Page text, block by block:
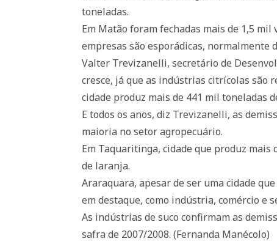
toneladas.
Em Matão foram fechadas mais de 1,5
empresas são esporádicas, normalmente
Valter Trevizanelli, secretário de
cresce, já que as indústrias citrícolas são
cidade produz mais de 441 mil toneladas
E todos os anos, diz Trevizanelli, as
maioria no setor agropecuário.
Em Taquaritinga, cidade que produz
de laranja.
Araraquara, apesar de ser uma cidade
em destaque, como indústria, comércio e
As indústrias de suco confirmam as
safra de 2007/2008. (Fernanda Manécolo)